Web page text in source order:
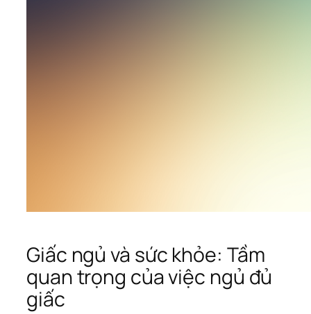
Giấc ngủ và sức khỏe: Tầm
quan trọng của việc ngủ đủ
giấc